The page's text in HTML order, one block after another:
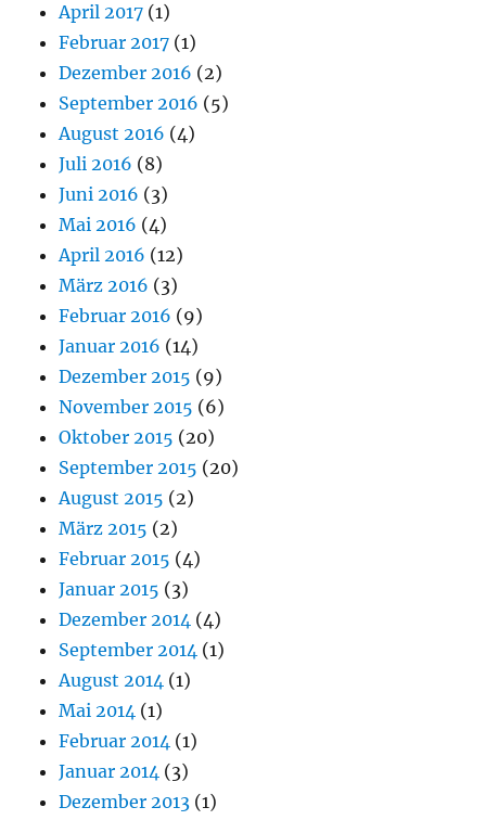
April 2017 (1)
Februar 2017 (1)
Dezember 2016 (2)
September 2016 (5)
August 2016 (4)
Juli 2016 (8)
Juni 2016 (3)
Mai 2016 (4)
April 2016 (12)
März 2016 (3)
Februar 2016 (9)
Januar 2016 (14)
Dezember 2015 (9)
November 2015 (6)
Oktober 2015 (20)
September 2015 (20)
August 2015 (2)
März 2015 (2)
Februar 2015 (4)
Januar 2015 (3)
Dezember 2014 (4)
September 2014 (1)
August 2014 (1)
Mai 2014 (1)
Februar 2014 (1)
Januar 2014 (3)
Dezember 2013 (1)